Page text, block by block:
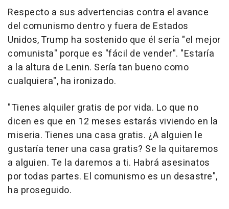
Respecto a sus advertencias contra el avance
del comunismo dentro y fuera de Estados
Unidos, Trump ha sostenido que él sería "el mejor
comunista" porque es "fácil de vender". "Estaría
a la altura de Lenin. Sería tan bueno como
cualquiera", ha ironizado.
"Tienes alquiler gratis de por vida. Lo que no
dicen es que en 12 meses estarás viviendo en la
miseria. Tienes una casa gratis. ¿A alguien le
gustaría tener una casa gratis? Se la quitaremos
a alguien. Te la daremos a ti. Habrá asesinatos
por todas partes. El comunismo es un desastre",
ha proseguido.